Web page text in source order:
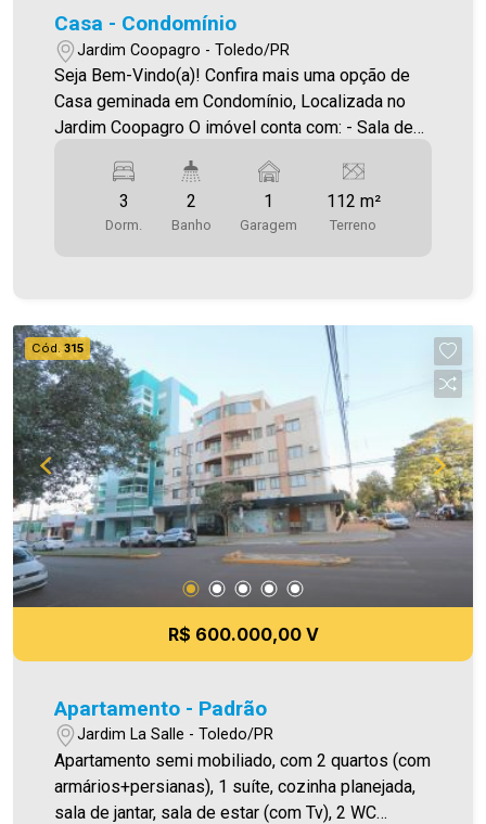
Casa - Condomínio
Jardim Coopagro - Toledo/PR
Seja Bem-Vindo(a)! Confira mais uma opção de
Casa geminada em Condomínio, Localizada no
Jardim Coopagro O imóvel conta com: - Sala de
Churrasqueira - 01 vaga de garagem coberta
Aproveite essa oportunidade! A hora de encontrar
o seu novo lar É AGORA! Imobiliária Ativa, sinta-
3
Dorm.
2
Banho
1
Garagem
112 m²
Terreno
Cód. 315
R$ 600.000,00 V
Apartamento - Padrão
Jardim La Salle - Toledo/PR
Apartamento semi mobiliado, com 2 quartos (com
armários+persianas), 1 suíte, cozinha planejada,
sala de jantar, sala de estar (com Tv), 2 WC